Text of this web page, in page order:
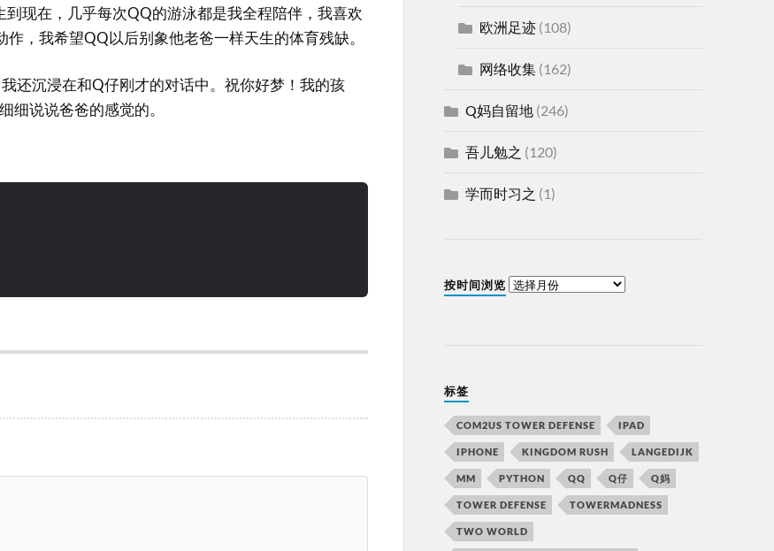
现在，几乎每次QQ的游泳都是我全程陪伴，我喜欢
，我希望QQ以后别象他老爸一样天生的体育残缺。
还沉浸在和Q仔刚才的对话中。祝你好梦！我的孩
细说说爸爸的感觉的。
欧洲足迹(108)
网络收集(162)
Q妈自留地(246)
吾儿勉之 (120)
学而时习之 (1)
按时间浏览
标签
COM2US TOWER DEFENSE IPAD
IPHONE KINGDOM RUSH LANGEDIJK
MM PYTHON QQ Q仔 Q妈
TOWER DEFENSE TOWERMADNESS
TWO WORLD